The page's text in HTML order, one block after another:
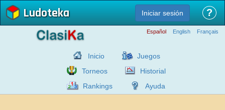
Ludoteka Iniciar sesión ?
Español English Français
Inicio
Juegos
Torneos
Historial
Rankings
Ayuda